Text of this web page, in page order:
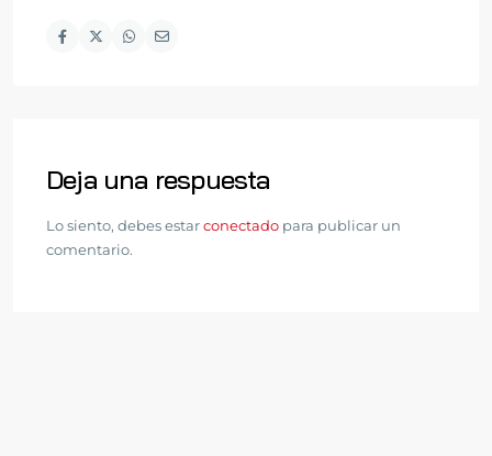
Deja una respuesta
Lo siento, debes estarconectado para publicar un
comentario.